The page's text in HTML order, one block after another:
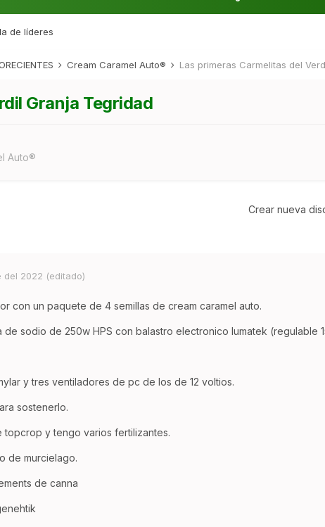
de líderes
Cream Caramel Auto® Las primeras Carmelitas del
Granja Tegridad
Auto®
Crear nueva
del 2022 (editado)
con un paquete de 4 semillas de cream caramel auto.
de sodio de 250w HPS con balastro electronico lumatek (regulable
y tres ventiladores de pc de los de 12 voltios.
sostenerlo.
topcrop y tengo varios fertilizantes.
de murcielago.
de canna